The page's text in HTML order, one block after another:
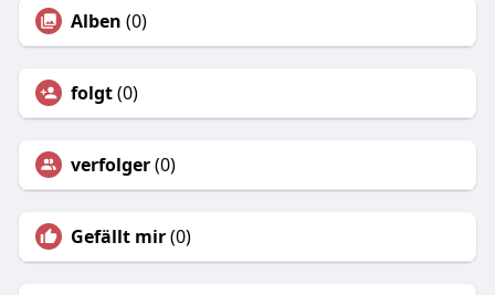
Alben (0)
folgt(0)
verfolger(0)
Gefällt mir(0)